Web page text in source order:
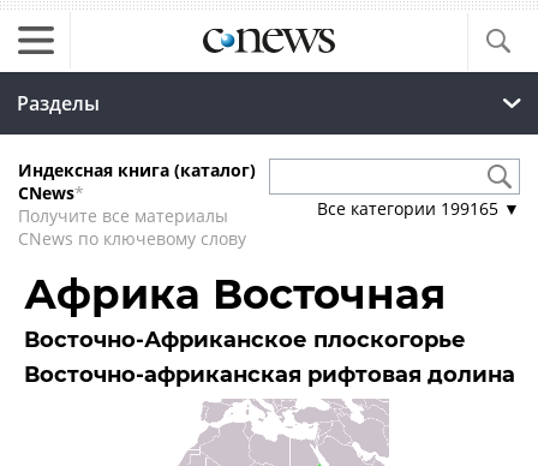
Разделы
Индексная книга (каталог)
CNews*
Получите все материалы
CNews по ключевому слову
Все категории 199165 ▼
Африка Восточная
Восточно-Африканское плоскогорье
Восточно-африканская рифтовая долина